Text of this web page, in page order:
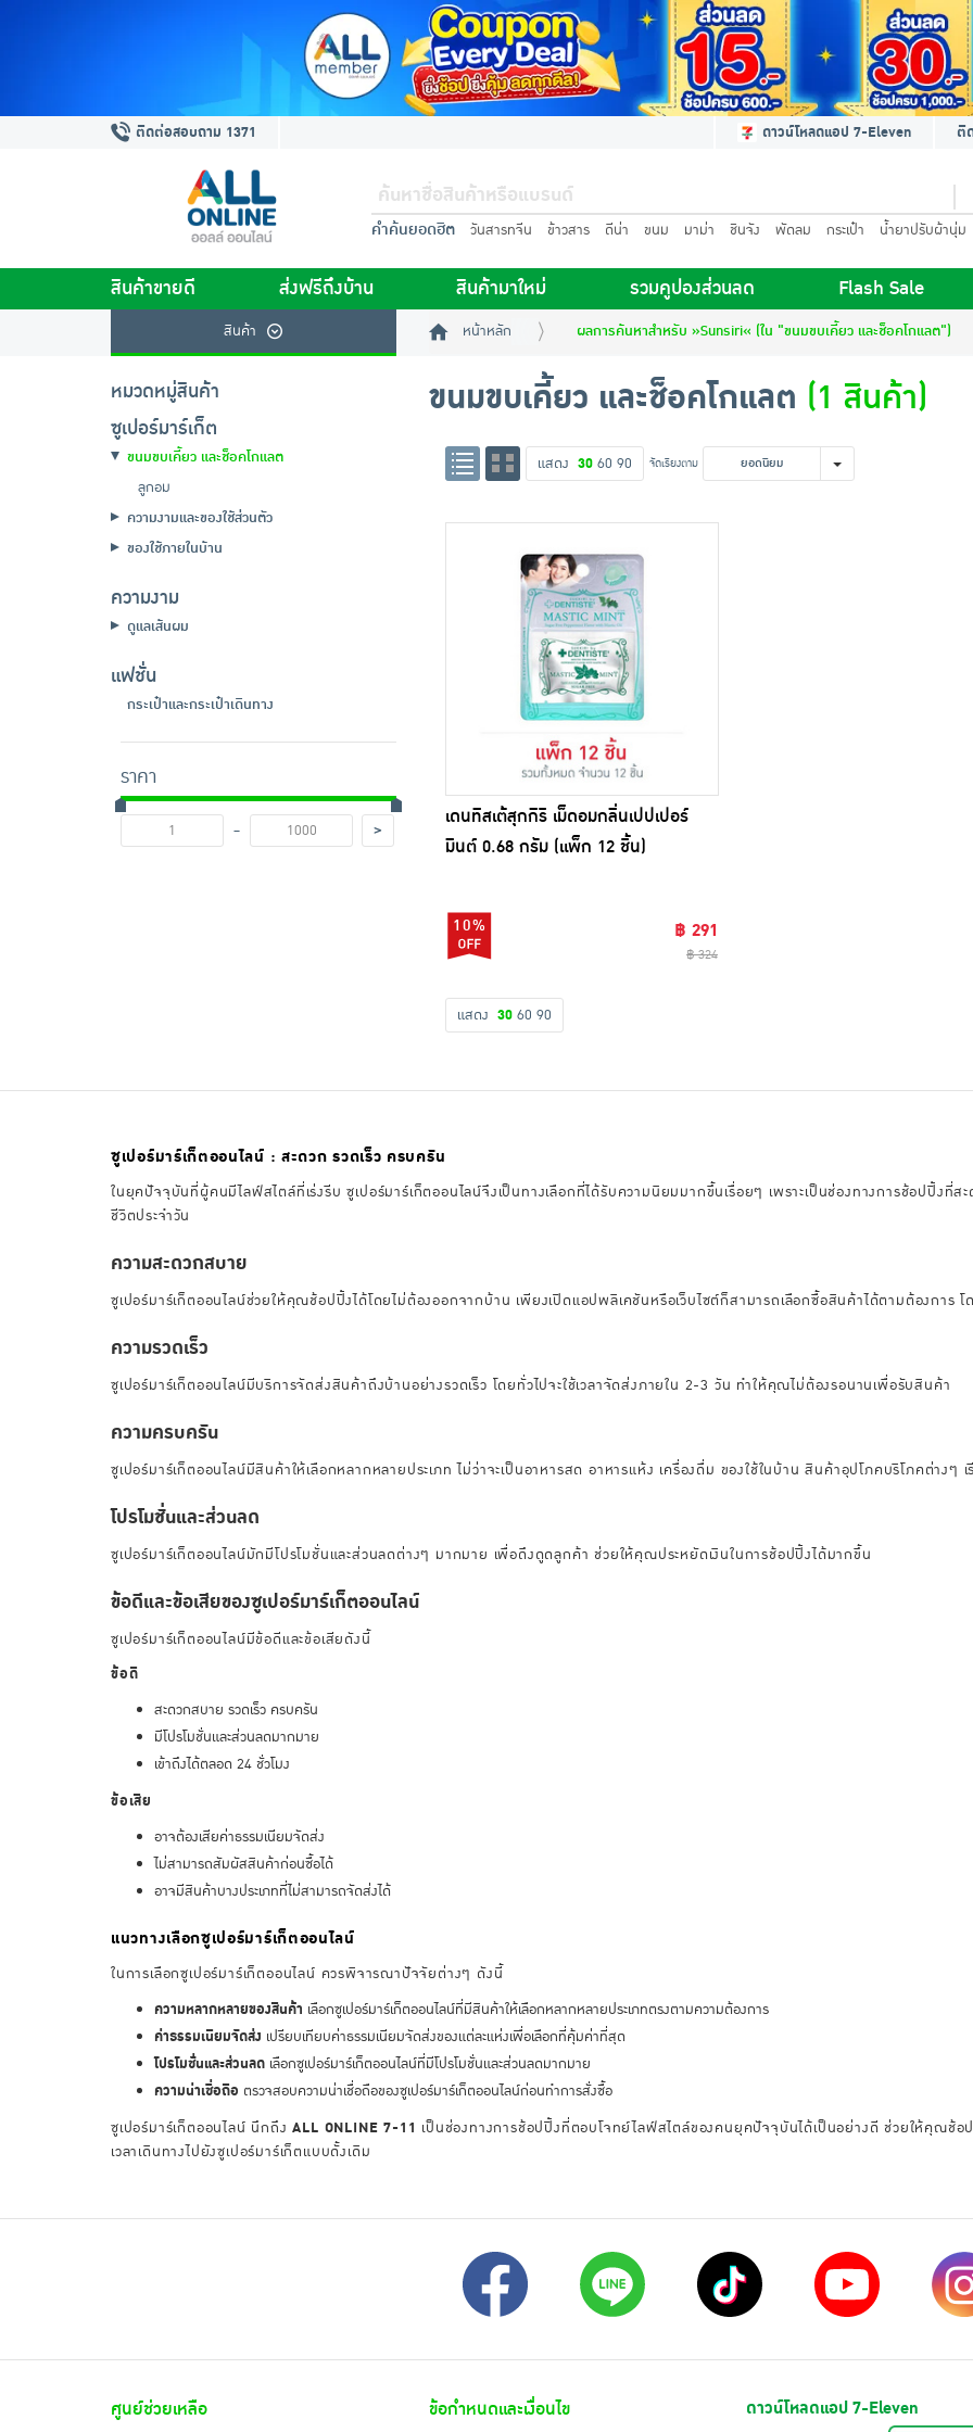
ติดต่อสอบถาม 1371 ดาวน์โหลดแอป 7-Eleven ติ
คำค้นยอดฮิต วันสารทจีน ข้าวสาร ดีน่า ขนม มาม่า ชินจัง พัดลม กระเป๋า น้ำยาปรับผ้านุ่ม
สินค้าขายดี ส่งฟรีถึงบ้าน สินค้ามาใหม่ รวมคูปองส่วนลด Flash Sale
สินค้า หน้าหลัก ผลการค้นหาสำหรับ »Sunsiri« (ใน "ขนมขบเคี้ยว และช็อคโกแลต")
หมวดหมู่สินค้า
ซูเปอร์มาร์เก็ต
ขนมขบเคี้ยว และช็อคโกแลต
ลูกอม
ความงามและของใช้ส่วนตัว
ของใช้ภายในบ้าน
ความงาม
ดูแลเส้นผม
แฟชั่น
กระเป๋าและกระเป๋าเดินทาง
ราคา
-
>
ขนมขบเคี้ยว และช็อคโกแลต (1 สินค้า)
แสดง 30 60 90 จัดเรียงตาม ยอดนิยม
เดนทิสเต้สุกกิริ เม็ดอมกลิ่นเปปเปอร์
มินต์ 0.68 กรัม (แพ็ก 12 ชิ้น)
10% ฿ 291
฿ 324
แสดง 30 60 90
ซูเปอร์มาร์เก็ตออนไลน์ : สะดวก รวดเร็ว ครบครัน
ในยุคปัจจุบันที่ผู้คนมีไลฟ์สไตล์ที่เร่งรีบ ซูเปอร์มาร์เก็ตออนไลน์จึงเป็นทางเลือกที่ได้รับความนิยมมากขึ้นเรื่อยๆ เพราะเป็นช่องทางการช้อปปิ้งที่
ชีวิตประจำวัน
ความสะดวกสบาย
ซูเปอร์มาร์เก็ตออนไลน์ช่วยให้คุณช้อปปิ้งได้โดยไม่ต้องออกจากบ้าน เพียงเปิดแอปพลิเคชันหรือเว็บไซต์ก็สามารถเลือกซื้อสินค้าได้ตามต้องการ โ
ความรวดเร็ว
ซูเปอร์มาร์เก็ตออนไลน์มีบริการจัดส่งสินค้าถึงบ้านอย่างรวดเร็ว โดยทั่วไปจะใช้เวลาจัดส่งภายใน 2-3 วัน ทำให้คุณไม่ต้องรอนานเพื่อรับสินค้า
ความครบครัน
ซูเปอร์มาร์เก็ตออนไลน์มีสินค้าให้เลือกหลากหลายประเภท ไม่ว่าจะเป็นอาหารสด อาหารแห้ง เครื่องดื่ม ของใช้ในบ้าน สินค้าอุปโภคบริโภคต่างๆ
โปรโมชั่นและส่วนลด
ซูเปอร์มาร์เก็ตออนไลน์มักมีโปรโมชั่นและส่วนลดต่างๆ มากมาย เพื่อดึงดูดลูกค้า ช่วยให้คุณประหยัดเงินในการช้อปปิ้งได้มากขึ้น
ข้อดีและข้อเสียของซูเปอร์มาร์เก็ตออนไลน์
ซูเปอร์มาร์เก็ตออนไลน์มีข้อดีและข้อเสียดังนี้
ข้อดี
สะดวกสบาย รวดเร็ว ครบครัน
มีโปรโมชั่นและส่วนลดมากมาย
เข้าถึงได้ตลอด 24 ชั่วโมง
ข้อเสีย
อาจต้องเสียค่าธรรมเนียมจัดส่ง
ไม่สามารถสัมผัสสินค้าก่อนซื้อได้
อาจมีสินค้าบางประเภทที่ไม่สามารถจัดส่งได้
แนวทางเลือกซูเปอร์มาร์เก็ตออนไลน์
ในการเลือกซูเปอร์มาร์เก็ตออนไลน์ ควรพิจารณาปัจจัยต่างๆ ดังนี้
ความหลากหลายของสินค้า เลือกซูเปอร์มาร์เก็ตออนไลน์ที่มีสินค้าให้เลือกหลากหลายประเภทตรงตามความต้องการ
ค่าธรรมเนียมจัดส่ง เปรียบเทียบค่าธรรมเนียมจัดส่งของแต่ละแห่งเพื่อเลือกที่คุ้มค่าที่สุด
โปรโมชั่นและส่วนลด เลือกซูเปอร์มาร์เก็ตออนไลน์ที่มีโปรโมชั่นและส่วนลดมากมาย
ความน่าเชื่อถือ ตรวจสอบความน่าเชื่อถือของซูเปอร์มาร์เก็ตออนไลน์ก่อนทำการสั่งซื้อ
ซูเปอร์มาร์เก็ตออนไลน์ นึกถึงALL ONLINE 7-11 เป็นช่องทางการช้อปปิ้งที่ตอบโจทย์ไลฟ์สไตล์ของคนยุคปัจจุบันได้เป็นอย่างดี ช่วยให้คุณช้อ
เวลาเดินทางไปยังซูเปอร์มาร์เก็ตแบบดั้งเดิม
ศูนย์ช่วยเหลือ ข้อกำหนดและเงื่อนไข ดาวน์โหลดแอป 7-Eleven